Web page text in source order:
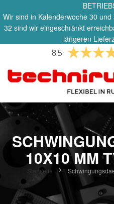
Wir sind in Kalenderwoche 30
32 sind wir eingeschränkt
längeren
8.5
10X10 MM
Startseite